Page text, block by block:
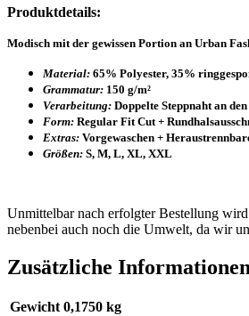
Produktdetails:
Modisch mit der gewissen Portion an Urban
Material: 65% Polyester, 35%
Grammatur: 150 g/m²
Verarbeitung: Doppelte Steppnaht an
Form: Regular Fit Cut +
Extras: Vorgewaschen +
Größen: S, M, L, XL, XXL
Unmittelbar nach erfolgter Bestellung
nebenbei auch noch die Umwelt, da wir
Zusätzliche Informationen
Gewicht 0,1750 kg